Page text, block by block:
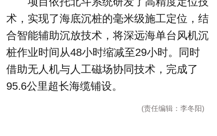
术，实现了海底沉桩的毫米级施工定位，结
合智能辅助沉放技术，将深远海单台风机沉
桩作业时间从48小时缩减至29小时。同时
借助无人机与人工磁场协同技术，完成了
95.6公里超长海缆铺设。
(责任编辑：李冬阳)